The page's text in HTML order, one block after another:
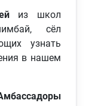
из школ
сёл
узнать
в нашем